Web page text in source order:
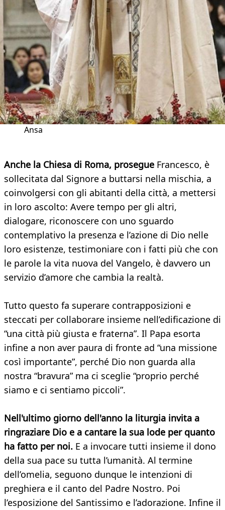
Ansa
Anche la Chiesa di Roma, prosegue Francesco, è
sollecitata dal Signore a buttarsi nella mischia, a
coinvolgersi con gli abitanti della città, a mettersi
in loro ascolto: Avere tempo per gli altri,
dialogare, riconoscere con uno sguardo
contemplativo la presenza e l’azione di Dio nelle
loro esistenze, testimoniare con i fatti più che con
le parole la vita nuova del Vangelo, è davvero un
servizio d’amore che cambia la realtà.
Tutto questo fa superare contrapposizioni e
steccati per collaborare insieme nell’edificazione di
“una città più giusta e fraterna”. Il Papa esorta
infine a non aver paura di fronte ad “una missione
così importante”, perché Dio non guarda alla
nostra “bravura” ma ci sceglie “proprio perché
siamo e ci sentiamo piccoli”.
Nell'ultimo giorno dell'anno la liturgia invita a
ringraziare Dio e a cantare la sua lode per quanto
ha fatto per noi. E a invocare tutti insieme il dono
della sua pace su tutta l’umanità. Al termine
dell’omelia, seguono dunque le intenzioni di
preghiera e il canto del Padre Nostro. Poi
l’esposizione del Santissimo e l’adorazione. Infine il